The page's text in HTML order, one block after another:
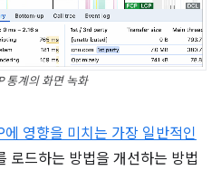
통계의 화면 녹화
에 영향을 미치는 가장 일반적인
로드하는 방법을 개선하는 방법